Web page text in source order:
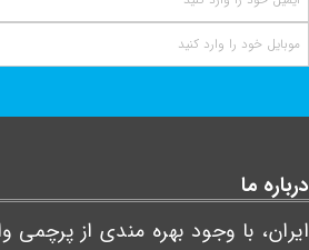
درباره ما
ایران، با وجود بهره مندی از